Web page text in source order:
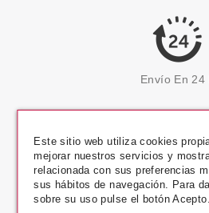
Envío En 24
Pago
Este sitio web utiliza cookies
mejorar nuestros servicios y
relacionada con sus preferencias
sus hábitos de navegación. Para
sobre su uso pulse el botón Acepto.